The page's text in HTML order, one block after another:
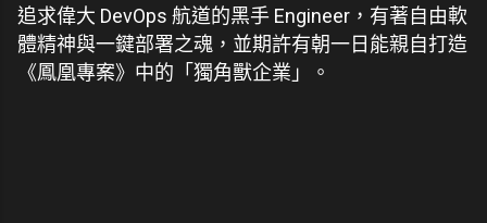
追求偉大 DevOps 航道的黑手 Engineer，有著自由軟
體精神與一鍵部署之魂，並期許有朝一日能親自打造
《鳳凰專案》中的「獨角獸企業」。